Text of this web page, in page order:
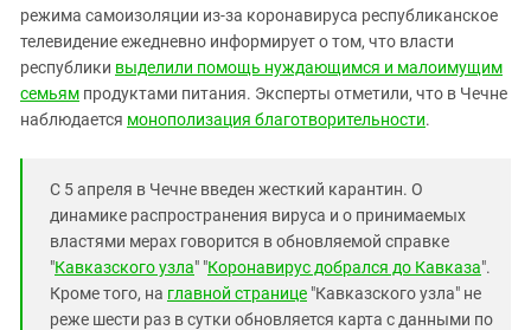
Ростовская область
Северная Осетия - Алания
СКФО
Южная Осетия
Южный Кавказ
ЮФО
режима самоизоляции из-за коронавируса республиканское
телевидение ежедневно информирует о том, что власти
республики выделили помощь нуждающимся и малоимущим
семьям продуктами питания. Эксперты отметили, что в Чечне
наблюдается монополизация благотворительности.
С 5 апреля в Чечне введен жесткий карантин. О
динамике распространения вируса и о принимаемых
властями мерах говорится в обновляемой справке
"Кавказского узла" "Коронавирус добрался до Кавказа".
Кроме того, на главной странице "Кавказского узла" не
реже шести раз в сутки обновляется карта с данными по